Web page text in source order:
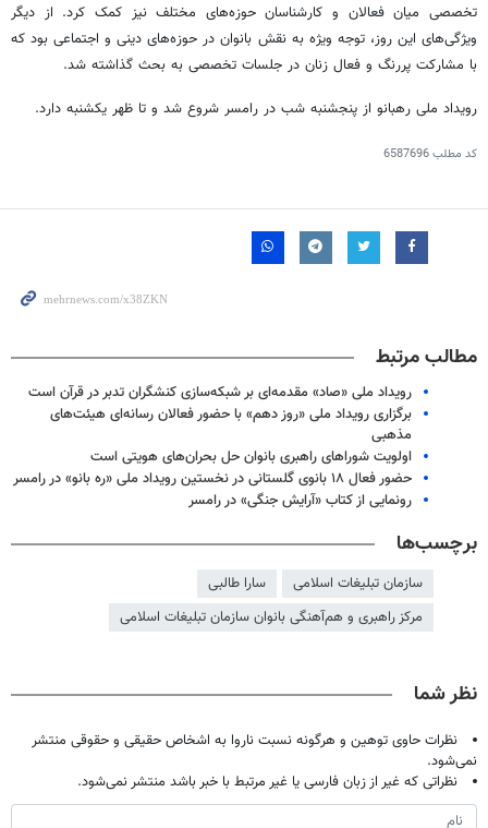
تخصصی میان فعالان و کارشناسان حوزه‌های مختلف نیز کمک کرد. از دیگر
ویژگی‌های این روز، توجه ویژه به نقش بانوان در حوزه‌های دینی و اجتماعی بود که
با مشارکت پررنگ و فعال زنان در جلسات تخصصی به بحث گذاشته شد.
رویداد ملی رهبانو از پنجشنبه شب در رامسر شروع شد و تا ظهر یکشنبه دارد.
کد مطلب6587696
مطالب مرتبط
رویداد ملی «صاد» مقدمه‌ای بر شبکه‌سازی کنشگران تدبر در قرآن است
برگزاری رویداد ملی «روز دهم» با حضور فعالان رسانه‌ای هیئت‌های
مذهبی
اولویت شوراهای راهبری بانوان حل بحران‌های هویتی است
حضور فعال ۱۸ بانوی گلستانی در نخستین رویداد ملی «ره بانو» در رامسر
رونمایی از کتاب «آرایش جنگی» در رامسر
برچسب‌ها
سازمان تبلیغات اسلامی
سارا طالبی
مرکز راهبری و هم‌آهنگی بانوان سازمان تبلیغات اسلامی
نظر شما
نظرات حاوی توهین و هرگونه نسبت ناروا به اشخاص حقیقی و حقوقی منتشر
نمی‌شود.
نظراتی که غیر از زبان فارسی یا غیر مرتبط با خبر باشد منتشر نمی‌شود.